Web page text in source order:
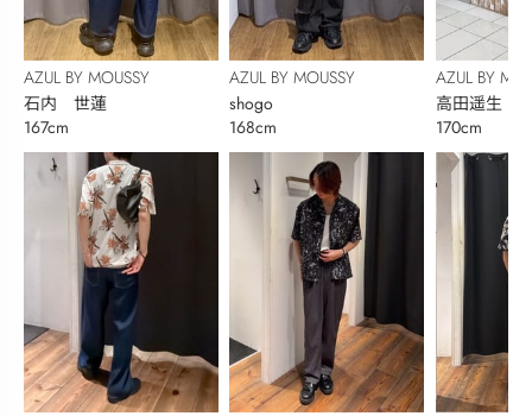
AZUL BY MOUSSY
石内 世蓮
167cm
AZUL BY MOUSSY
shogo
168cm
AZUL BY
高田遥生
170cm